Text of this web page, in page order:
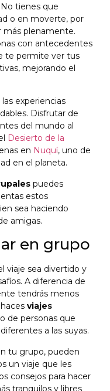
tienes que
o en moverte, por
más plenamente.
con antecedentes
te permite ver tus
mejorando el
las experiencias
Disfrutar de
del mundo al
Desierto de la
en Nuquí, uno de
en el planeta.
puedes
estos
sea haciendo
amigas.
en grupo
viaje sea divertido y
A diferencia de
tendrás menos
viajes
de personas que
a las suyas.
tu grupo, pueden
un viaje que les
consejos para hacer
tranquilos y libres